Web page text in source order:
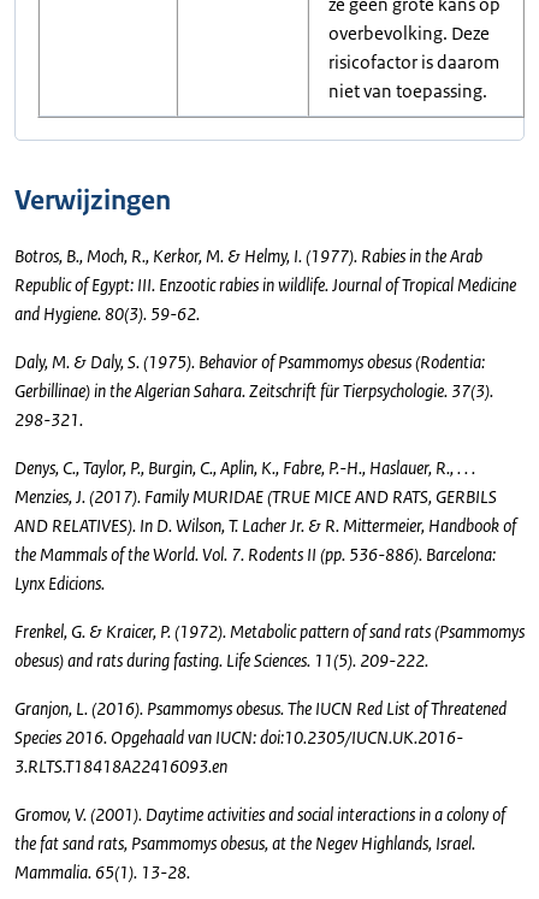
overbevolking. Deze
risicofactor is daarom
niet van toepassing.
Verwijzingen
Botros, B., Moch, R., Kerkor, M. & Helmy, I. (1977). Rabies in the Arab
Republic of Egypt: III. Enzootic rabies in wildlife. Journal of Tropical Medicine
and Hygiene. 80(3). 59-62.
Daly, M. & Daly, S. (1975). Behavior of Psammomys obesus (Rodentia:
Gerbillinae) in the Algerian Sahara. Zeitschrift für Tierpsychologie. 37(3).
298-321.
Denys, C., Taylor, P., Burgin, C., Aplin, K., Fabre, P.-H., Haslauer, R., . . .
Menzies, J. (2017). Family MURIDAE (TRUE MICE AND RATS, GERBILS
AND RELATIVES). In D. Wilson, T. Lacher Jr. & R. Mittermeier, Handbook of
the Mammals of the World. Vol. 7. Rodents II (pp. 536-886). Barcelona:
Lynx Edicions.
Frenkel, G. & Kraicer, P. (1972). Metabolic pattern of sand rats (Psammomys
obesus) and rats during fasting. Life Sciences. 11(5). 209-222.
Granjon, L. (2016). Psammomys obesus. The IUCN Red List of Threatened
Species 2016. Opgehaald van IUCN: doi:10.2305/IUCN.UK.2016-
3.RLTS.T18418A22416093.en
Gromov, V. (2001). Daytime activities and social interactions in a colony of
the fat sand rats, Psammomys obesus, at the Negev Highlands, Israel.
Mammalia. 65(1). 13-28.